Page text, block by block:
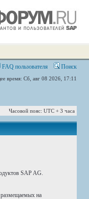
FAQ пользователя Поиск
время: Сб, авг 08 2026, 17:11
Часовой пояс: UTC + 3 часа
SAP AG.
размещаемых на